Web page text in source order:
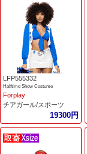
LFP555332
Halftime Show Costume
Forplay
チアガール/スポーツ
19300円